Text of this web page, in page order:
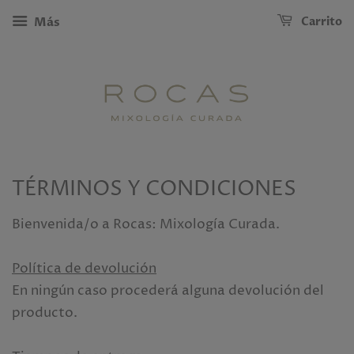
Más Carrito
TÉRMINOS Y CONDICIONES
Bienvenida/o a Rocas: Mixología Curada.
Política de devolución
En ningún caso procederá alguna devolución del
producto.